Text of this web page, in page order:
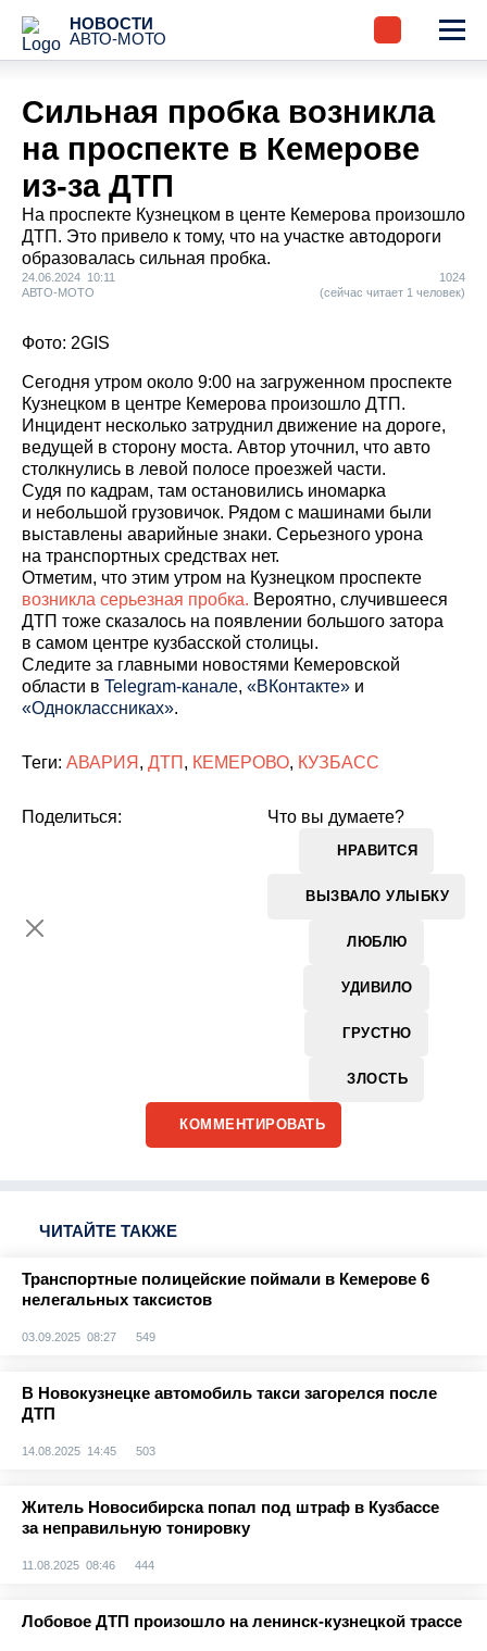
НОВОСТИ
АВТО-МОТО
Сильная пробка возникла
на проспекте в Кемерове
из-за ДТП
На проспекте Кузнецком в центе Кемерова произошло
ДТП. Это привело к тому, что на участке автодороги
образовалась сильная пробка.
24.06.2024 10:11
АВТО-МОТО
1024
(сейчас читает 1 человек)
Фото: 2GIS
Сегодня утром около 9:00 на загруженном проспекте
Кузнецком в центре Кемерова произошло ДТП.
Инцидент несколько затруднил движение на дороге,
ведущей в сторону моста. Автор уточнил, что авто
столкнулись в левой полосе проезжей части.
Судя по кадрам, там остановились иномарка
и небольшой грузовичок. Рядом с машинами были
выставлены аварийные знаки. Серьезного урона
на транспортных средствах нет.
Отметим, что этим утром на Кузнецком проспекте
возникла серьезная пробка. Вероятно, случившееся
ДТП тоже сказалось на появлении большого затора
в самом центре кузбасской столицы.
Cледите за главными новостями Кемеровской
области в Telegram-канале, «ВКонтакте» и
«Одноклассниках».
Теги: АВАРИЯ , ДТП , КЕМЕРОВО, КУЗБАСС
Что вы думаете?
НРАВИТСЯ
ВЫЗВАЛО УЛЫБКУ
ЛЮБЛЮ
УДИВИЛО
ГРУСТНО
ЗЛОСТЬ
Поделиться:
КОММЕНТИРОВАТЬ
ЧИТАЙТЕ ТАКЖЕ
Транспортные полицейские поймали в Кемерове 6
нелегальных таксистов
03.09.2025 08:27 549
В Новокузнецке автомобиль такси загорелся после
ДТП
14.08.2025 14:45 503
Житель Новосибирска попал под штраф в Кузбассе
за неправильную тонировку
11.08.2025 08:46 444
Лобовое ДТП произошло на ленинск-кузнецкой трассе